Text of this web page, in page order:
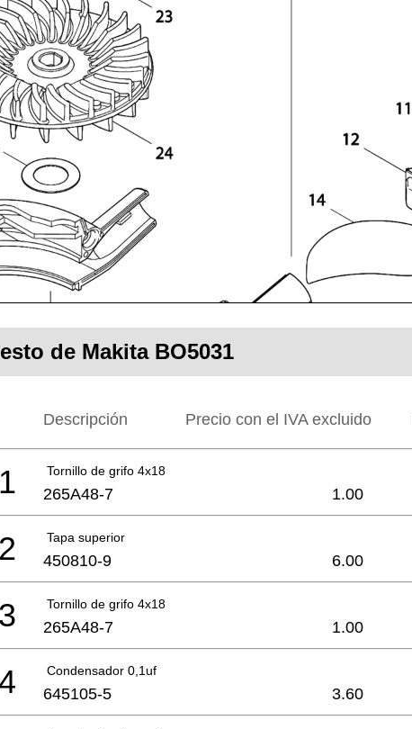
de Makita BO5031
Descripción Precio con el IVA excluido
Tornillo de grifo 4x18
265A48-7 1.00
Tapa superior
450810-9 6.00
Tornillo de grifo 4x18
265A48-7 1.00
Condensador 0,1uf
645105-5 3.60